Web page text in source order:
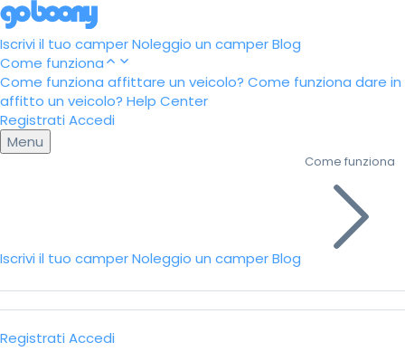
Iscrivi il tuo camperNoleggio un camperBlog
Come funziona
Come funziona affittare un veicolo? Come funziona dare in
affitto un veicolo? Help Center
Registrati Accedi
Menu
Iscrivi il tuo camperNoleggio un camperBlog
Come funziona
Registrati Accedi